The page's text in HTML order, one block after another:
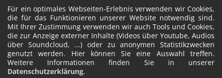
Für ein optimales Webseiten-Erlebnis verwenden wir Cookies,
die für das Funktionieren unserer Website notwendig sind.
Mit Ihrer Zustimmung verwenden wir auch Tools und Cookies,
die zur Anzeige externer Inhalte (Videos über Youtube, Audios
über Soundcloud, ...) oder zu anonymen Statistikzwecken
genutzt werden. Hier können Sie eine Auswahl treffen.
Weitere Informationen finden Sie in unserer
Datenschutzerklärung.